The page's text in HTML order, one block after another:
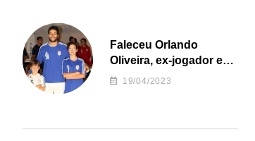
Faleceu Orlando
Oliveira, ex-jogador e
treinador da formação
19/04/2023